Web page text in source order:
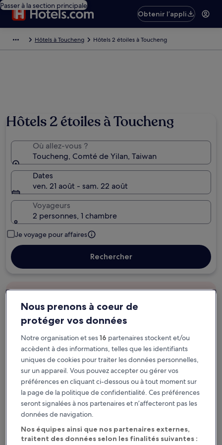
Passer à la section principale
Obtenir l’appli
Hôtels à Toucheng Hôtels 2 étoiles à Toucheng
Hôtels 2 étoiles à Toucheng
Où allez-vous ?
Toucheng, Comté de Yilan, Taiwan
Dates
ven. 21 août - sam. 22 août
Voyageurs
2 personnes, 1 chambre
Je voyage pour affaires
Rechercher
changement de programme
nuit séjournée
Économisez plus grâce aux Prix membres
Consultez les prix pour ces dates
Ce soir
7 août - 8 août
Demain
8 août - 9 août
Nous prenons à coeur de
protéger vos données
Notre organisation et ses16 partenaires stockent et/ou
accèdent à des informations, telles que les identifiants
uniques de cookies pour traiter les données personnelles,
sur un appareil. Vous pouvez accepter ou gérer vos
préférences en cliquant ci-dessous ou à tout moment sur
la page de la politique de confidentialité. Ces préférences
seront signalées à nos partenaires et n’affecteront pas les
données de navigation.
Nos équipes ainsi que nos partenaires externes,
traitent des données selon les finalités suivantes :